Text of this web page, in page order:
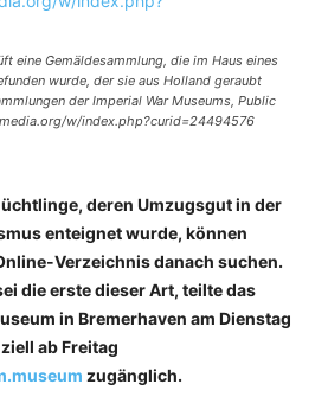
eine Gemäldesammlung, die im Haus eines
wurde, der sie aus Holland geraubt
der Imperial War Museums, Public
w/index.php?curid=24494576
deren Umzugsgut in der
enteignet wurde, können
Verzeichnis danach suchen.
die erste dieser Art, teilte das
in Bremerhaven am Dienstag
ab Freitag
zugänglich.